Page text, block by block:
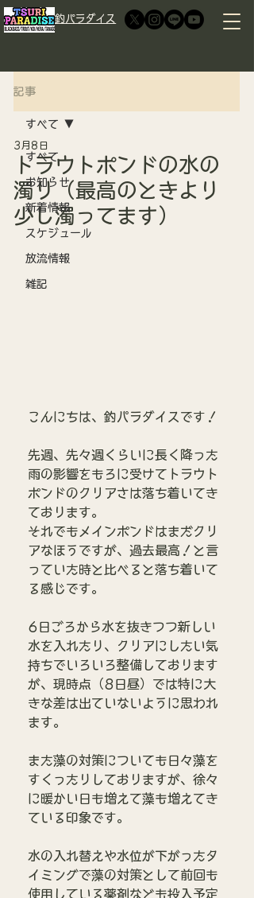
​釣パラダイス
記事
すべて
お知らせ
新着情報
スケジュール
放流情報
雑記
すべて
トラウトポンドの水の
濁り（最高のときより
少し濁ってます）
3月8日
こんにちは、釣パラダイスです！
先週、先々週くらいに長く降った
雨の影響をもろに受けてトラウト
ポンドのクリアさは落ち着いてき
ております。
それでもメインポンドはまだクリ
アなほうですが、過去最高！と言
っていた時と比べると落ち着いて
る感じです。
6日ごろから水を抜きつつ新しい
水を入れたり、クリアにしたい気
持ちでいろいろ整備しております
が、現時点（8日昼）では特に大
きな差は出ていないように思われ
ます。
また藻の対策についても日々藻を
すくったりしておりますが、徐々
に暖かい日も増えて藻も増えてき
ている印象です。
水の入れ替えや水位が下がったタ
イミングで藻の対策として前回も
使用している薬剤なども投入予定